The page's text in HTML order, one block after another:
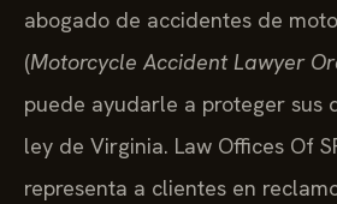
abogado de accidentes de
(Motorcycle Accident Lawyer
puede ayudarle a proteger sus
ley de Virginia. Law Offices Of
representa a clientes en